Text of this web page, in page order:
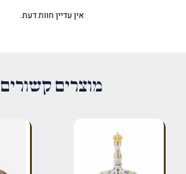
הביקורת שלך*
אין עדיין חוות דעת.
מוצרים קשורים